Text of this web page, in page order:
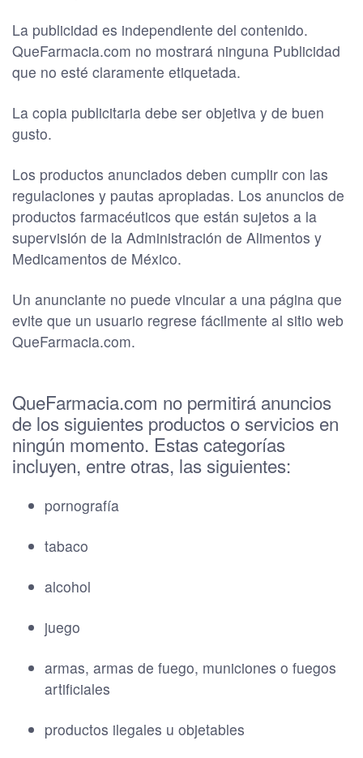
La publicidad es independiente del contenido.
QueFarmacia.com no mostrará ninguna Publicidad
que no esté claramente etiquetada.
La copia publicitaria debe ser objetiva y de buen
gusto.
Los productos anunciados deben cumplir con las
regulaciones y pautas apropiadas. Los anuncios de
productos farmacéuticos que están sujetos a la
supervisión de la Administración de Alimentos y
Medicamentos de México.
Un anunciante no puede vincular a una página que
evite que un usuario regrese fácilmente al sitio web
QueFarmacia.com.
QueFarmacia.com no permitirá anuncios
de los siguientes productos o servicios en
ningún momento. Estas categorías
incluyen, entre otras, las siguientes:
pornografía
tabaco
alcohol
juego
armas, armas de fuego, municiones o fuegos
artificiales
productos ilegales u objetables